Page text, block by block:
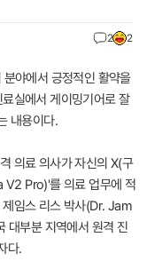
2 2
야에서 긍정적인 활약을
실에서 게이밍기어로 잘
내용이다.
의료 의사가 자신의 X(구
Pro)'를 의료 업무에 적
제임스 리스 박사(Dr. Jam
대부분 지역에서 원격 진
다.